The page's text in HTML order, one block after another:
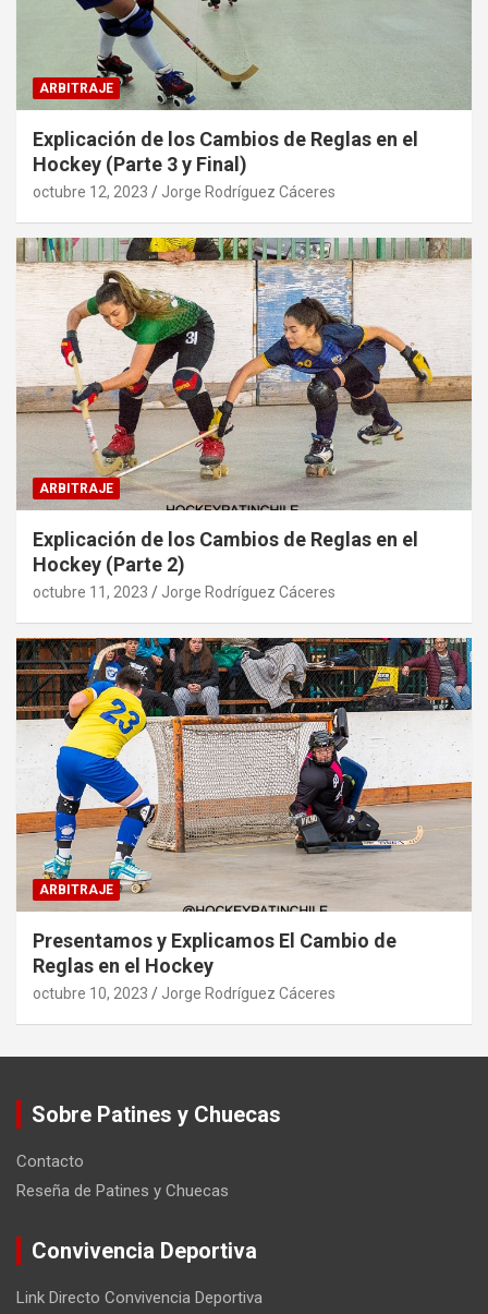
ARBITRAJE
Explicación de los Cambios de Reglas en el
Hockey (Parte 3 y Final)
octubre 12, 2023 Jorge Rodríguez Cáceres
ARBITRAJE
Explicación de los Cambios de Reglas en el
Hockey (Parte 2)
octubre 11, 2023 Jorge Rodríguez Cáceres
ARBITRAJE
Presentamos y Explicamos El Cambio de
Reglas en el Hockey
octubre 10, 2023 Jorge Rodríguez Cáceres
Sobre Patines y Chuecas
Contacto
Reseña de Patines y Chuecas
Convivencia Deportiva
Link Directo Convivencia Deportiva